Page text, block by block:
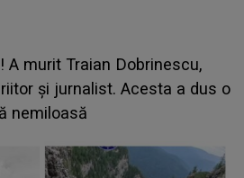
A murit Traian Dobrinescu,
și jurnalist. Acesta a dus o
nemiloasă